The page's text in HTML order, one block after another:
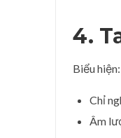
4.
Biểu hiện:
Chỉ
Âm